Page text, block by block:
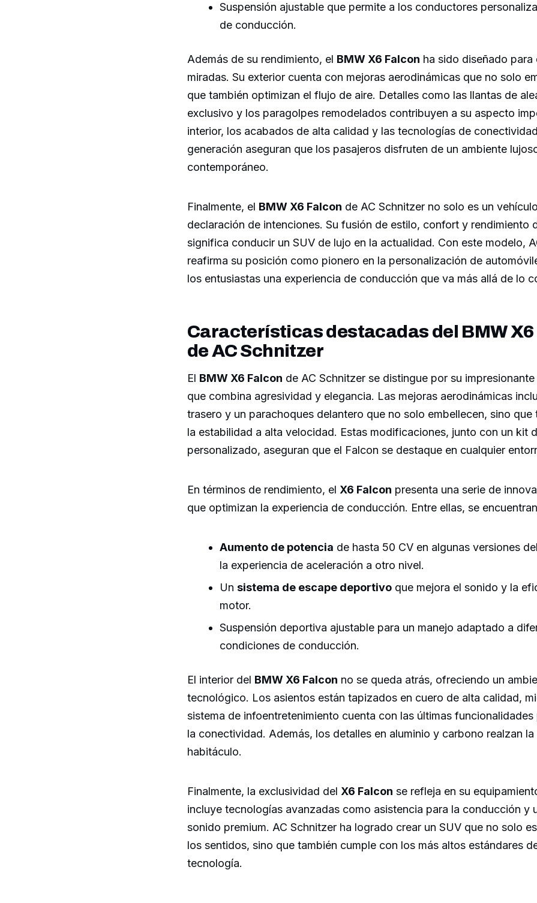
Suspensión ajustable que permite a los conductores
de conducción.
Además de su rendimiento, el BMW X6 Falcon ha sido diseñado
miradas. Su exterior cuenta con mejoras aerodinámicas que no solo
que también optimizan el flujo de aire. Detalles como las llantas de
exclusivo y los paragolpes remodelados contribuyen a su aspecto
interior, los acabados de alta calidad y las tecnologías de
generación aseguran que los pasajeros disfruten de un ambiente
contemporáneo.
Finalmente, el BMW X6 Falcon de AC Schnitzer no solo es un
declaración de intenciones. Su fusión de estilo, confort y rendimiento
significa conducir un SUV de lujo en la actualidad. Con este modelo,
reafirma su posición como pionero en la personalización de
los entusiastas una experiencia de conducción que va más allá de lo
Características destacadas del BMW X6
de AC Schnitzer
El BMW X6 Falcon de AC Schnitzer se distingue por su
que combina agresividad y elegancia. Las mejoras aerodinámicas
trasero y un parachoques delantero que no solo embellecen, sino que
la estabilidad a alta velocidad. Estas modificaciones, junto con un kit
personalizado, aseguran que el Falcon se destaque en cualquier
En términos de rendimiento, el X6 Falcon presenta una serie de
que optimizan la experiencia de conducción. Entre ellas, se
Aumento de potencia de hasta 50 CV en algunas versiones
la experiencia de aceleración a otro nivel.
Un sistema de escape deportivo que mejora el sonido y la
motor.
Suspensión deportiva ajustable para un manejo adaptado a
condiciones de conducción.
El interior del BMW X6 Falcon no se queda atrás, ofreciendo un
tecnológico. Los asientos están tapizados en cuero de alta calidad,
sistema de infoentretenimiento cuenta con las últimas
la conectividad. Además, los detalles en aluminio y carbono realzan
habitáculo.
Finalmente, la exclusividad del X6 Falcon se refleja en su
incluye tecnologías avanzadas como asistencia para la conducción y
sonido premium. AC Schnitzer ha logrado crear un SUV que no solo
los sentidos, sino que también cumple con los más altos estándares
tecnología.